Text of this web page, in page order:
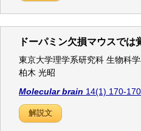
ドーパミン欠損マウスで
東京大学理学系研究科 生物科
柏木 光昭
Molecular brain 14(1) 170-
解説文